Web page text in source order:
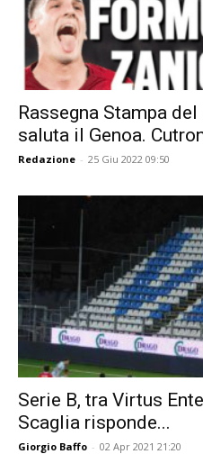
Rassegna Stampa
saluta il Genoa.
Redazione - 25 Giu 2022 09:50
Serie B, tra Virtus
Scaglia risponde...
Giorgio Baffo - 02 Apr 2021 21:20